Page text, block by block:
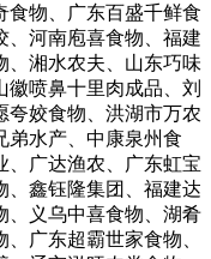
食物、广东百盛千鲜食
、河南庖喜食物、福建
、湘水农夫、山东巧味
喷鼻十里肉成品、刘
夸姣食物、洪湖市万农
弟水产、中康泉州食
、广达渔农、广东虹宝
、鑫钰隆集团、福建达
、义乌中喜食物、湖肴
广东超霸世家食物、